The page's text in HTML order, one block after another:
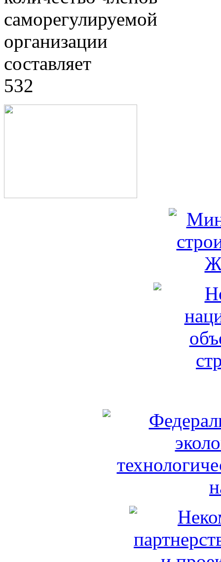
саморегулируемой
организации
составляет
532